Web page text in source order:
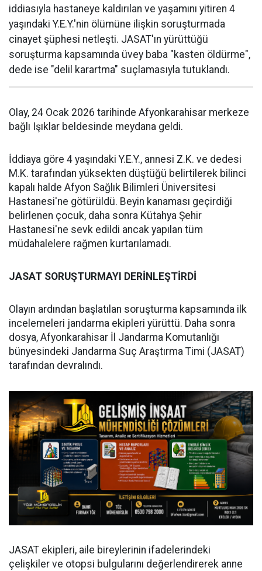
iddiasıyla hastaneye kaldırılan ve yaşamını yitiren 4
yaşındaki Y.E.Y.'nin ölümüne ilişkin soruşturmada
cinayet şüphesi netleşti. JASAT'ın yürüttüğü
soruşturma kapsamında üvey baba "kasten öldürme",
dede ise "delil karartma" suçlamasıyla tutuklandı.
Olay, 24 Ocak 2026 tarihinde Afyonkarahisar merkeze
bağlı Işıklar beldesinde meydana geldi.
İddiaya göre 4 yaşındaki Y.E.Y., annesi Z.K. ve dedesi
M.K. tarafından yüksekten düştüğü belirtilerek bilinci
kapalı halde Afyon Sağlık Bilimleri Üniversitesi
Hastanesi'ne götürüldü. Beyin kanaması geçirdiği
belirlenen çocuk, daha sonra Kütahya Şehir
Hastanesi'ne sevk edildi ancak yapılan tüm
müdahalelere rağmen kurtarılamadı.
JASAT SORUŞTURMAYI DERİNLEŞTİRDİ
Olayın ardından başlatılan soruşturma kapsamında ilk
incelemeleri jandarma ekipleri yürüttü. Daha sonra
dosya, Afyonkarahisar İl Jandarma Komutanlığı
bünyesindeki Jandarma Suç Araştırma Timi (JASAT)
tarafından devralındı.
JASAT ekipleri, aile bireylerinin ifadelerindeki
çelişkiler ve otopsi bulgularını değerlendirerek anne